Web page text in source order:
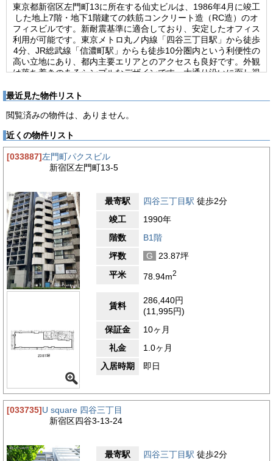
東京都新宿区左門町13に所在する仙丈ビルは、1986年4月に竣工
した地上7階・地下1階建ての鉄筋コンクリート造（RC造）のオ
フィスビルです。新耐震基準に適合しており、安定したオフィス
利用が可能です。東京メトロ丸ノ内線「四谷三丁目駅」から徒歩
4分、JR総武線「信濃町駅」からも徒歩10分圏内という利便性の
高い立地にあり、都内主要エリアとのアクセスも良好です。外観
は落ち着きのあるシンプルなデザインです。大通り沿いに面し視
訪れる取引先にも迷われにくい点は業務上の大きな利点です。ビ
がスムーズです。建物全体は中規模オフィスビルとしての実用性
構築できる柔軟性を持っています。仙丈ビルは、安心感のある構
造、無駄のない実用的な設計、そして都心の交通利便性を兼ね備
えた、機能性の高いオフィスビルです。過剰な設備投資を求め
ず、効率的かつ落ち着いた業務環境を確保したい企業にとって、
【周辺ガイド】
仙丈ビルが位置する新宿区左門町は、四谷三丁目駅から至近とい
う立地ながら、住宅地と業務施設が共存する落ち着いた街並みが
広がるエリアです。大通りから一歩入った静かな場所に位置し、
日常の業務に集中しやすい環境が整っています。都心部でありな
がら過度な喧騒がなく、来訪者にも落ち着いた印象を与えるロケ
ーションです。周辺には多様な飲食店が揃っており、和食、中
華、洋食、カフェなど幅広いジャンルからその日の気分に合わせ
て選べます。地域密着型の店舗が多く、ランチや仕事後の軽い会
食にも便利です。また、来客対応にもふさわしい落ち着いた雰囲
気の店も点在しており、ビジネスシーンに適した使い分けが可能
です。業務の利便性を支える施設も充実しています。徒歩数分圏
内にはコンビニエンスストア、ドラッグストア、スーパーがあ
り、日用品の購入や軽食の調達など、日々の業務の中で生じるち
ょっとしたニーズにも柔軟に対応できます。さらに、銀行の支店
や郵便局も近隣に複数あるため、経理や発送業務といった事務処
理も滞りなく行えます。また、外苑東通りや新宿通りといった主
要幹線道路に近接しており、車両での移動や搬入出がある業務に
も対応しやすいエリアです。タクシーの利用や来客の送迎にも便
利で、車利用のビジネスにも対応可能な立地です。このように、
えながら、静かな環境で日々の業務に集中できるエリアです。都
心での拠点を求める企業にとって、利便性と実用性を兼ね備えた
最近見た物件リスト
閲覧済みの物件は、ありません。
近くの物件リスト
[033887]左門町パクスビル
新宿区左門町13-5
最寄駅 四谷三丁目駅 徒歩2分
竣工
1990年
階数
B1階
坪数
G
23.87坪
平米
78.94m2
賃料
286,440円
(11,995円)
保証金
10ヶ月
礼金
1.0ヶ月
入居時期
即日
[033735]U square 四谷三丁目
新宿区四谷3-13-24
最寄駅 四谷三丁目駅 徒歩2分